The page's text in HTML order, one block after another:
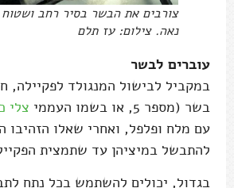
צורבים את הבשר בסיר רחב
נאה. צילום: עז תלם
עוברים לבשר
במקביל לבישול המנגולד לפקיילה,
בשר (מספר 5, או בשמו העממי
צלי
עם מלח ופלפל, ואחרי שאלו הזהיבו
להתבשל במיציהן עד שתמצית
בגדול, יכולים להשתמש בכל נתח